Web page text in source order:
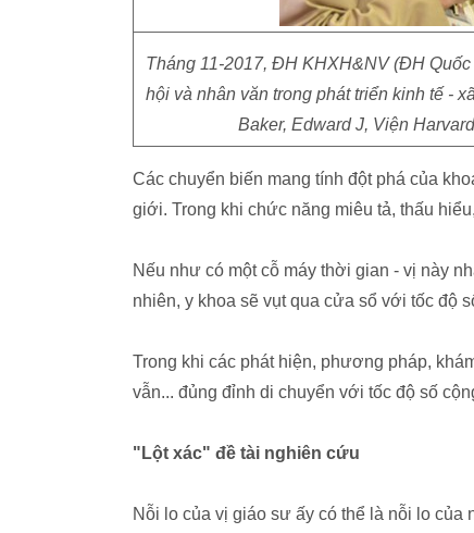
Tháng 11-2017, ĐH KHXH&NV (ĐH
hội và nhân văn trong phát triển kinh tế -
Baker, Edward J, Viện
Các chuyển biến mang tính đột phá của
giới. Trong khi chức năng miêu tả, thấu
Nếu như có một cỗ máy thời gian - vị này
nhiên, y khoa sẽ vụt qua cửa sổ với tốc độ
Trong khi các phát hiện, phương pháp,
vẫn... đủng đỉnh di chuyển với tốc độ số
"Lột xác" đề tài nghiên cứu
Nỗi lo của vị giáo sư ấy có thể là nỗi lo